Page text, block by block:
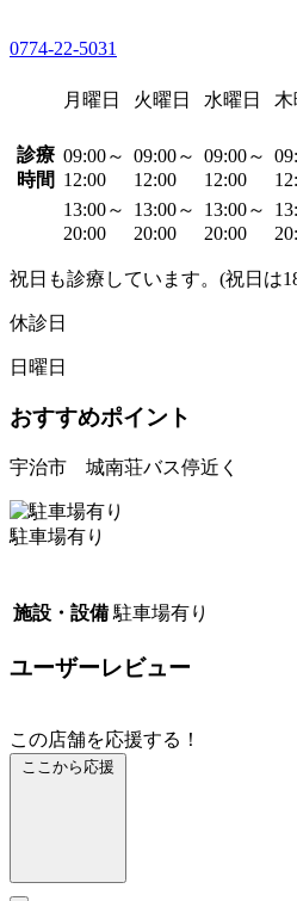
0774-22-5031
月曜日 火曜日 水曜日 木
診療
時間
09:00～
12:00
09:00～
12:00
09:00～
12:00
13:00～
20:00
13:00～
20:00
13:00～
20:00
祝日も診療しています。(祝日は
休診日
日曜日
おすすめポイント
宇治市 城南荘バス停近く
駐車場有り
施設・設備 駐車場有り
ユーザーレビュー
この店舗を応援する！
ここから応援